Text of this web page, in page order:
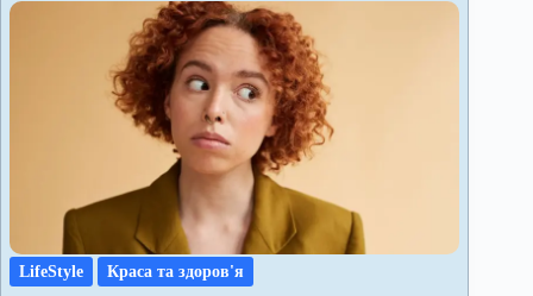
LifeStyle
Краса та здоров'я